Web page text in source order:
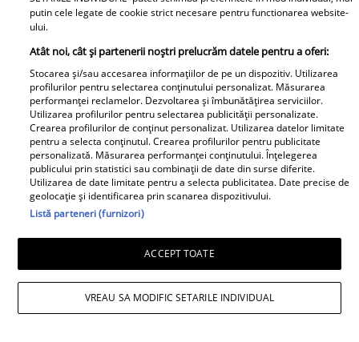
Cum arată și cu ce se ocupă
acum fosta soție a lui Adrian
Sârbu și unul dintre cele mai
apreciate modele din anii 90. A
fost decorată recent de
Ministerul Culturii din Franța.
Foto
Noi dezvăluiri despre relația
putin cele legate de cookie strict necesare pentru functionarea website-
ului.
Atât noi, cât și partenerii noștri prelucrăm datele pentru a oferi:
Stocarea și/sau accesarea informațiilor de pe un dispozitiv. Utilizarea
profilurilor pentru selectarea conținutului personalizat. Măsurarea
performanței reclamelor. Dezvoltarea și îmbunătățirea serviciilor.
Utilizarea profilurilor pentru selectarea publicității personalizate.
Crearea profilurilor de conținut personalizat. Utilizarea datelor limitate
pentru a selecta conținutul. Crearea profilurilor pentru publicitate
personalizată. Măsurarea performanței conținutului. Înțelegerea
publicului prin statistici sau combinații de date din surse diferite.
Utilizarea de date limitate pentru a selecta publicitatea. Date precise de
geolocație și identificarea prin scanarea dispozitivului.
Listă parteneri (furnizori)
ACCEPT TOATE
VREAU SA MODIFIC SETARILE INDIVIDUAL